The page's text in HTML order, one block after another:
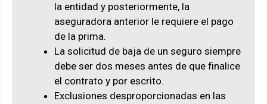
la entidad y posteriormente, la
aseguradora anterior le requiere el pago
de la prima.
La solicitud de baja de un seguro siempre
debe ser dos meses antes de que finalice
el contrato y por escrito.
Exclusiones desproporcionadas en las